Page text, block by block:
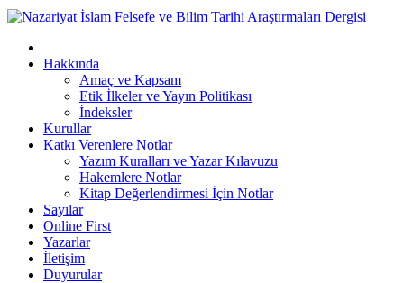
Hakkında
Amaç ve Kapsam
Etik İlkeler ve Yayın Politikası
İndeksler
Kurullar
Katkı Verenlere Notlar
Yazım Kuralları ve Yazar Kılavuzu
Hakemlere Notlar
Kitap Değerlendirmesi İçin Notlar
Sayılar
Online First
Yazarlar
İletişim
Duyurular